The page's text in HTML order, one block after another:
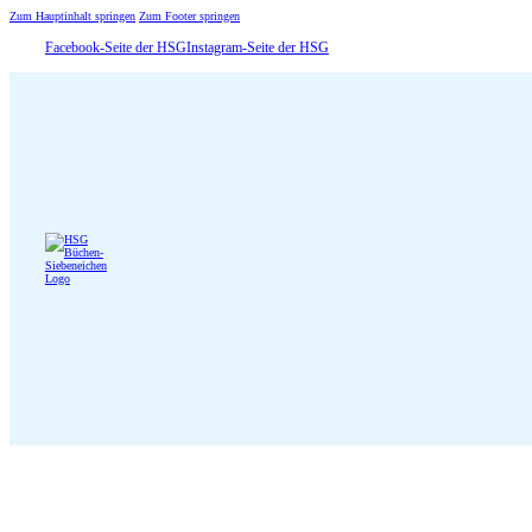
Zum Hauptinhalt springen Zum Footer springen
Facebook-Seite der HSGInstagram-Seite der HSG